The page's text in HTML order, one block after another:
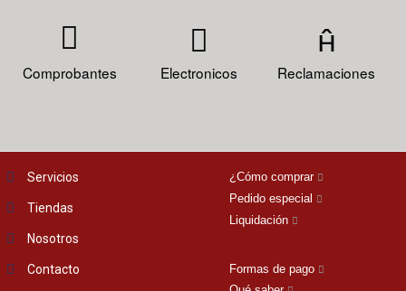
Comprobantes Electronicos Reclamaciones
Servicios
Tiendas
Nosotros
Contacto
¿Cómo comprar
Pedido especial
Liquidación
Formas de pago